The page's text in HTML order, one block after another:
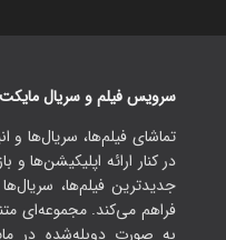
سرویس فیلم و سریال
تماشای فیلم‌ها، سریال‌ها
در کنار ارائه اپلیکیشن‌ها
جدیدترین فیلم‌ها،
فراهم می‌کند. مجموعه‌ای
به صورت دوبله‌شده در